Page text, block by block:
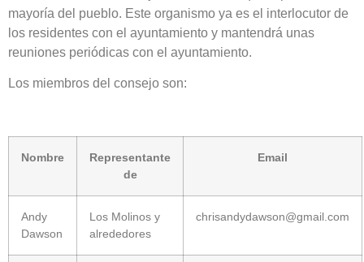
mayoría del pueblo. Este organismo ya es el interlocutor de
los residentes con el ayuntamiento y mantendrá unas
reuniones periódicas con el ayuntamiento.
Los miembros del consejo son:
Nombre
Representante
de
Email
Andy
Dawson
Los Molinos y
alrededores
chrisandydawson@gmail.com